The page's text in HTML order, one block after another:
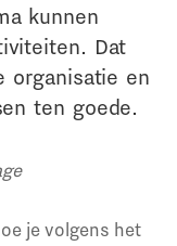
kunnen
Dat
organisatie en
ten goede.
je volgens het